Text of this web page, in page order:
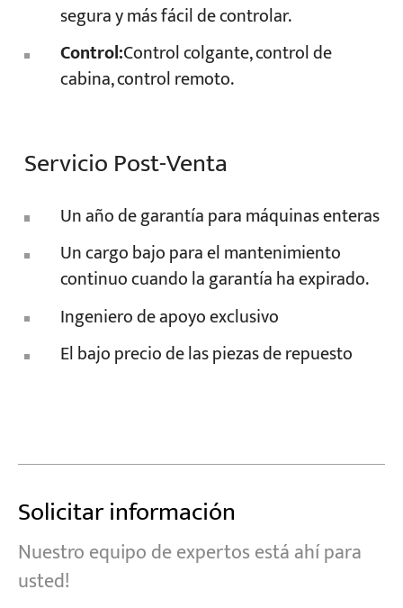
segura y más fácil de controlar.
Control:Control colgante, control de
cabina, control remoto.
Servicio Post-Venta
Un año de garantía para máquinas enteras
Un cargo bajo para el mantenimiento
continuo cuando la garantía ha expirado.
Ingeniero de apoyo exclusivo
El bajo precio de las piezas de repuesto
Solicitar información
Nuestro equipo de expertos está ahí para
usted!